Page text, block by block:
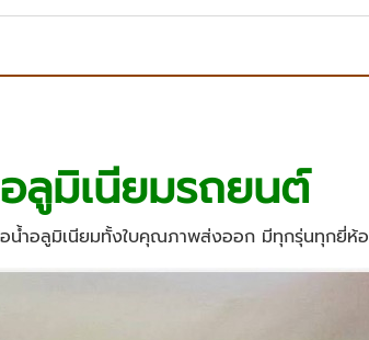
ลูมิเนียมรถยนต์
น้ำอลูมิเนียมทั้งใบคุณภาพส่งออก มีทุกรุ่นทุกยี่ห้อ